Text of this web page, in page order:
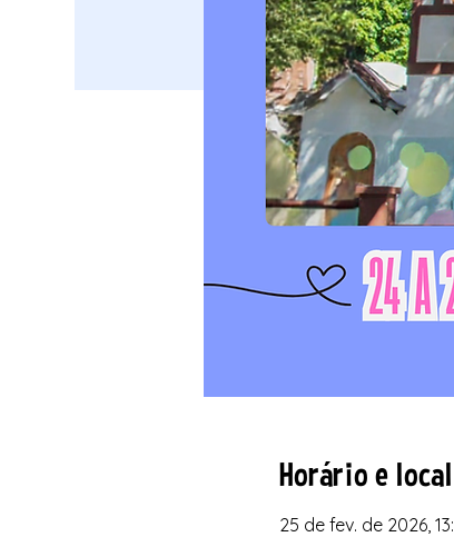
Horário e local
25 de fev. de 2026,